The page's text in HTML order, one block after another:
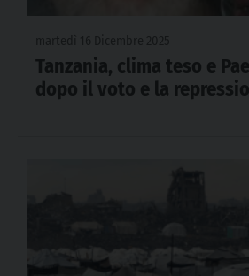
Tanzania, clima teso e
dopo il voto e la